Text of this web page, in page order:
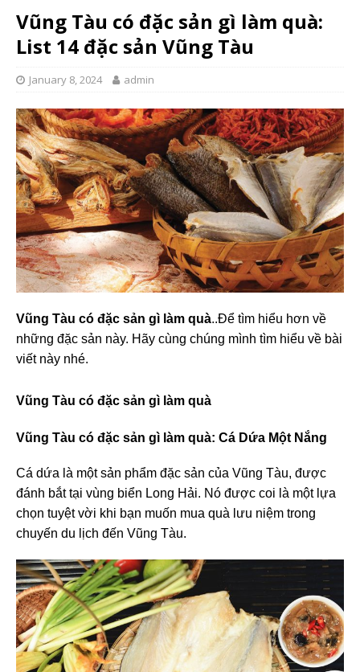
Vũng Tàu có đặc sản gì làm quà:
List 14 đặc sản Vũng Tàu
January 8, 2024 admin
Vũng Tàu có đặc sản gì làm quà..Để tìm hiểu hơn về
những đặc sản này. Hãy cùng chúng mình tìm hiểu về bài
viết này nhé.
Vũng Tàu có đặc sản gì làm quà
Vũng Tàu có đặc sản gì làm quà: Cá Dứa Một Nắng
Cá dứa là một sản phẩm đặc sản của Vũng Tàu, được
đánh bắt tại vùng biển Long Hải. Nó được coi là một lựa
chọn tuyệt vời khi bạn muốn mua quà lưu niệm trong
chuyến du lịch đến Vũng Tàu.